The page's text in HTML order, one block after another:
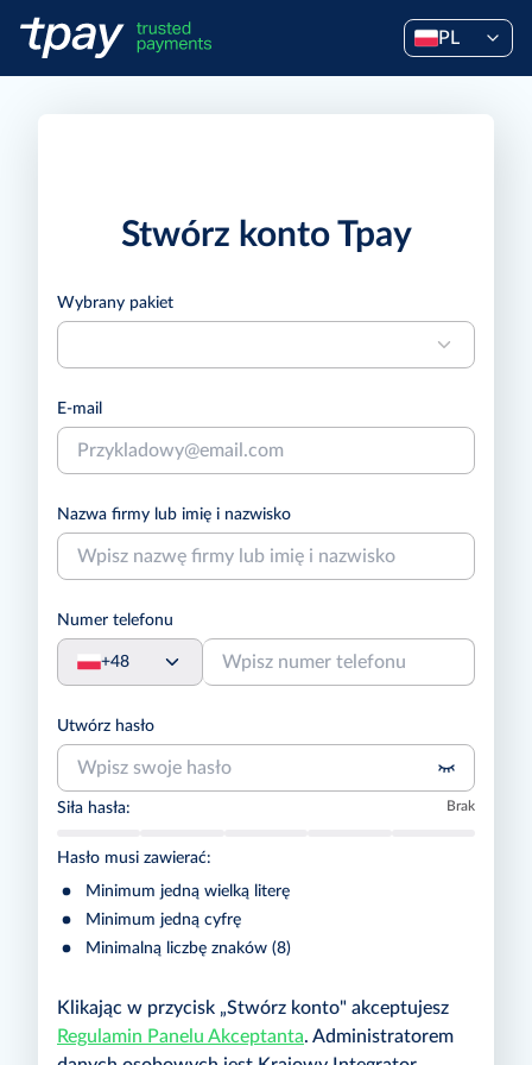
PL
Stwórz konto Tpay
Wybrany pakiet
E-mail
Nazwa firmy lub imię i nazwisko
Numer telefonu
+48
Utwórz hasło
Siła hasła: Brak
Hasło musi zawierać:
Minimum jedną wielką literę
Minimum jedną cyfrę
Minimalną liczbę znaków (8)
Klikając w przycisk „Stwórz konto" akceptujesz
Regulamin Panelu Akceptanta. Administratorem